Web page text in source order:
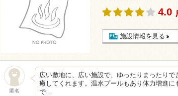
4.0
施設情報を見る
匿名
広い敷地に、広い施設で、ゆったりまったり
癒してくれます。温水プールもあり体力増進
で…